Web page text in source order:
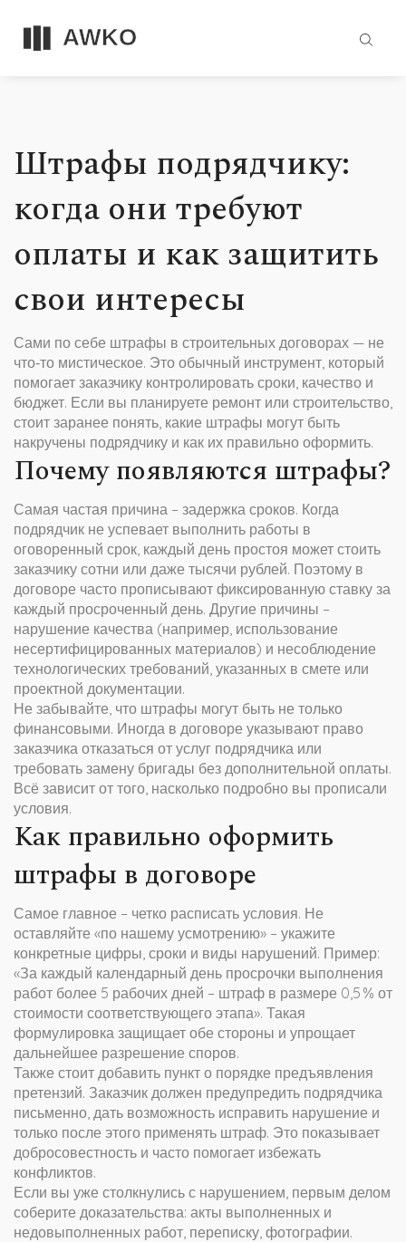
Штрафы подрядчику:
когда они требуют
оплаты и как защитить
свои интересы
Сами по себе штрафы в строительных договорах — не
что‑то мистическое. Это обычный инструмент, который
помогает заказчику контролировать сроки, качество и
бюджет. Если вы планируете ремонт или строительство,
стоит заранее понять, какие штрафы могут быть
накручены подрядчику и как их правильно оформить.
Почему появляются штрафы?
Самая частая причина – задержка сроков. Когда
подрядчик не успевает выполнить работы в
оговоренный срок, каждый день простоя может стоить
заказчику сотни или даже тысячи рублей. Поэтому в
договоре часто прописывают фиксированную ставку за
каждый просроченный день. Другие причины –
нарушение качества (например, использование
несертифицированных материалов) и несоблюдение
технологических требований, указанных в смете или
проектной документации.
Не забывайте, что штрафы могут быть не только
финансовыми. Иногда в договоре указывают право
заказчика отказаться от услуг подрядчика или
требовать замену бригады без дополнительной оплаты.
Всё зависит от того, насколько подробно вы прописали
условия.
Как правильно оформить
штрафы в договоре
Самое главное – четко расписать условия. Не
оставляйте «по нашему усмотрению» – укажите
конкретные цифры, сроки и виды нарушений. Пример:
«За каждый календарный день просрочки выполнения
работ более 5 рабочих дней – штраф в размере 0,5 % от
стоимости соответствующего этапа». Такая
формулировка защищает обе стороны и упрощает
дальнейшее разрешение споров.
Также стоит добавить пункт о порядке предъявления
претензий. Заказчик должен предупредить подрядчика
письменно, дать возможность исправить нарушение и
только после этого применять штраф. Это показывает
добросовестность и часто помогает избежать
конфликтов.
Если вы уже столкнулись с нарушением, первым делом
соберите доказательства: акты выполненных и
недовыполненных работ, переписку, фотографии.